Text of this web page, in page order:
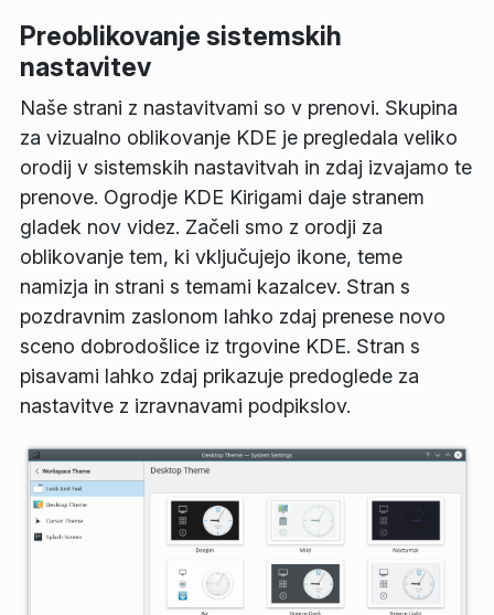
Preoblikovanje sistemskih
nastavitev
Naše strani z nastavitvami so v prenovi. Skupina
za vizualno oblikovanje KDE je pregledala veliko
orodij v sistemskih nastavitvah in zdaj izvajamo te
prenove. Ogrodje KDE Kirigami daje stranem
gladek nov videz. Začeli smo z orodji za
oblikovanje tem, ki vključujejo ikone, teme
namizja in strani s temami kazalcev. Stran s
pozdravnim zaslonom lahko zdaj prenese novo
sceno dobrodošlice iz trgovine KDE. Stran s
pisavami lahko zdaj prikazuje predoglede za
nastavitve z izravnavami podpikslov.